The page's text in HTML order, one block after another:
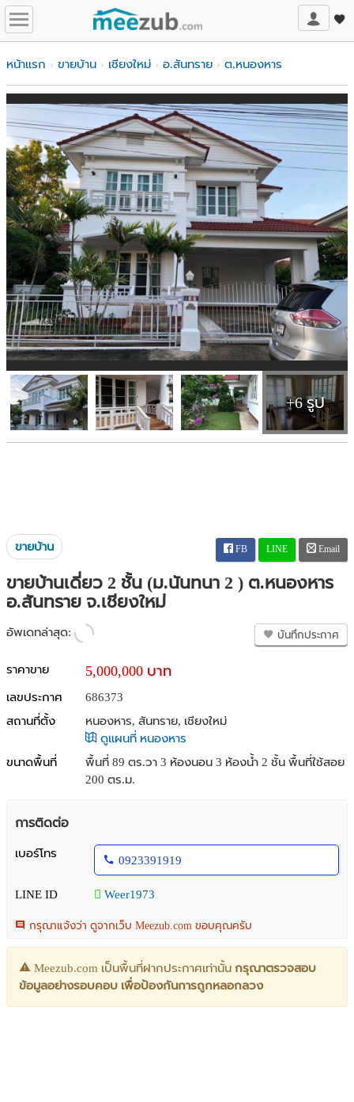
หน้าแรก ขายบ้าน เชียงใหม่ อ.สันทราย ต.หนองหาร
+6 รูป
ขายบ้าน FB LINE Email
ขายบ้านเดี่ยว 2 ชั้น (ม.นันทนา 2 ) ต.หนองหาร
อ.สันทราย จ.เชียงใหม่
อัพเดทล่าสุด: บันทึกประกาศ
ราคาขาย 5,000,000 บาท
เลขประกาศ
686373
สถานที่ตั้ง
หนองหาร, สันทราย, เชียงใหม่
ดูแผนที่ หนองหาร
ขนาดพื้นที่
พื้นที่ 89 ตร.วา 3 ห้องนอน 3 ห้องน้ำ 2 ชั้น พื้นที่ใช้สอย
200 ตร.ม.
การติดต่อ
เบอร์โทร
0923391919
LINE ID Weer1973
กรุณาแจ้งว่า ดูจากเว็บ Meezub.com ขอบคุณครับ
Meezub.com เป็นพื้นที่ฝากประกาศเท่านั้น กรุณาตรวจสอบ
ข้อมูลอย่างรอบคอบ เพื่อป้องกันการถูกหลอกลวง